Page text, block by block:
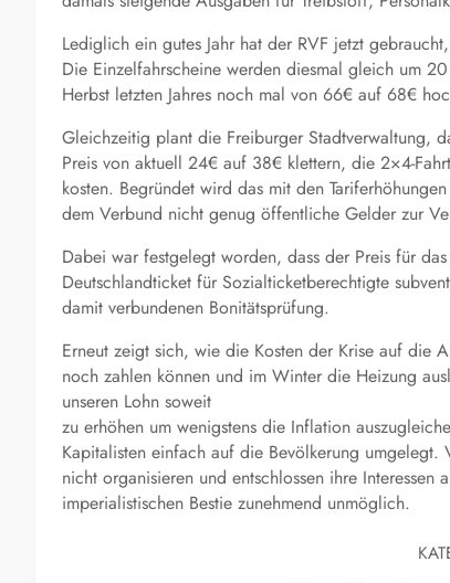
Lediglich ein gutes Jahr hat der RVF jetzt
Die Einzelfahrscheine werden diesmal gleich um
Herbst letzten Jahres noch mal von 66€ auf 68€
Gleichzeitig plant die Freiburger Stadtverwaltung,
Preis von aktuell 24€ auf 38€ klettern, die 2×4-
kosten. Begründet wird das mit den
dem Verbund nicht genug öffentliche Gelder zur
Dabei war festgelegt worden, dass der Preis für
Deutschlandticket für Sozialticketberechtigte
damit verbundenen Bonitätsprüfung.
Erneut zeigt sich, wie die Kosten der Krise auf die
noch zahlen können und im Winter die Heizung
unseren Lohn soweit
zu erhöhen um wenigstens die Inflation
Kapitalisten einfach auf die Bevölkerung
nicht organisieren und entschlossen ihre
imperialistischen Bestie zunehmend unmöglich.